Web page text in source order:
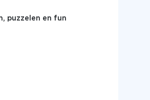
puzzelen en fun